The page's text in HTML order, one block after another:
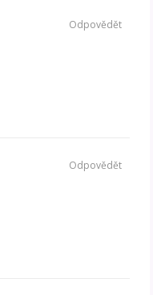
Odpovědět
Odpovědět